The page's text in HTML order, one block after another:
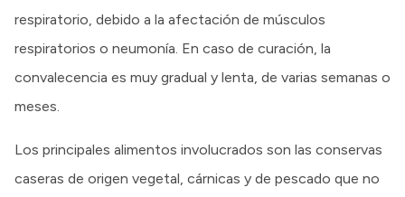
respiratorio, debido a la afectación de músculos
respiratorios o neumonía. En caso de curación, la
convalecencia es muy gradual y lenta, de varias semanas o
meses.
Los principales alimentos involucrados son las conservas
caseras de origen vegetal, cárnicas y de pescado que no